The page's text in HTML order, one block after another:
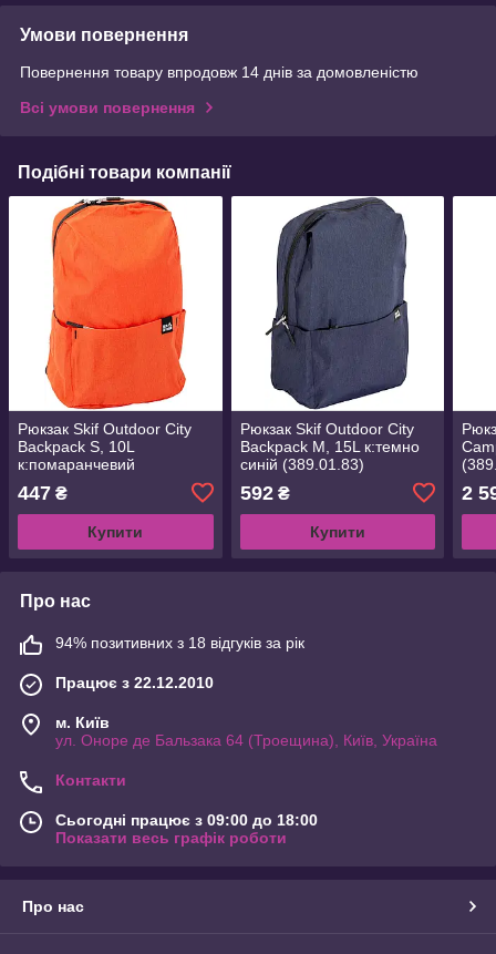
Умови повернення
Повернення товару впродовж 14 днів за домовленістю
Всі умови повернення
Подібні товари компанії
Рюкзак Skif Outdoor City
Backpack S, 10L
к:помаранчевий
447 ₴
Купити
Рюкзак Skif Outdoor City
Backpack M, 15L к:темно
синій (389.01.83)
592₴
Купити
2
Про нас
94% позитивних з 18 відгуків за рік
Працює з 22.12.2010
м. Київ
ул. Оноре де Бальзака 64 (Троещина), Київ, Україна
Контакти
Сьогодні працює з 09:00 до 18:00
Показати весь графік роботи
Про нас